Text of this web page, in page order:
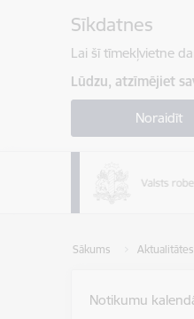
Sīkdatnes
Lai šī tīmekļvietne
Lūdzu, atzīmējiet
Noraidīt
Sākums Aktualitātes
Notikumu